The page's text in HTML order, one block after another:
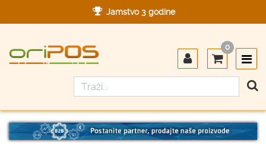
Jamstvo 3 godine
Designed in Germany
Made in Germany
0